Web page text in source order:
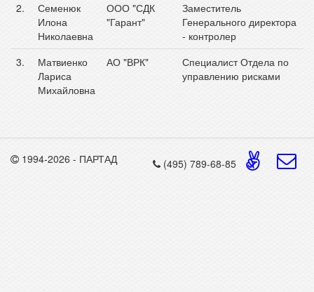
2.
Семенюк
Илона
Николаевна
ООО "СДК
"Гарант"
Заместитель
Генерального директора
- контролер
3.
Матвиенко
Лариса
Михайловна
АО "ВРК"
Специалист Отдела по
управлению рисками
1994-2026 - ПАРТАД (495) 789-68-85